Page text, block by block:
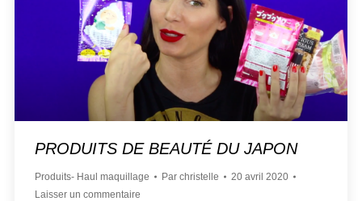
PRODUITS DE BEAUTÉ DU JAPON
Produits- Haul maquillage Par christelle
20 avril 2020
Laisser un commentaire